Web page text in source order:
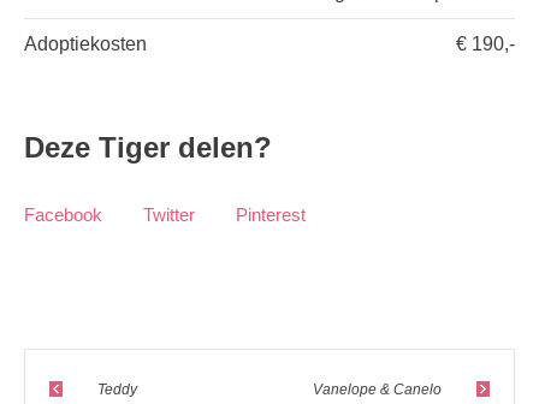
Adoptiekosten € 190,-
Deze Tiger delen?
Facebook Twitter Pinterest
Teddy Vanelope & Canelo